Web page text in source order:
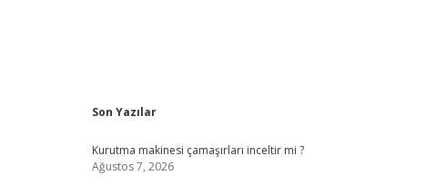
Sidebar
Son Yazılar
Kurutma makinesi çamaşırları inceltir mi ?
Ağustos 7, 2026